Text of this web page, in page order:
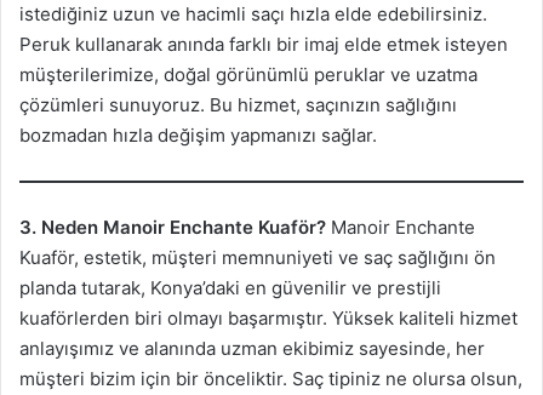
istediğiniz uzun ve hacimli saçı hızla elde edebilirsiniz.
Peruk kullanarak anında farklı bir imaj elde etmek isteyen
müşterilerimize, doğal görünümlü peruklar ve uzatma
çözümleri sunuyoruz. Bu hizmet, saçınızın sağlığını
bozmadan hızla değişim yapmanızı sağlar.
3. Neden Manoir Enchante Kuaför? Manoir Enchante
Kuaför, estetik, müşteri memnuniyeti ve saç sağlığını ön
planda tutarak, Konya’daki en güvenilir ve prestijli
kuaförlerden biri olmayı başarmıştır. Yüksek kaliteli hizmet
anlayışımız ve alanında uzman ekibimiz sayesinde, her
müşteri bizim için bir önceliktir. Saç tipiniz ne olursa olsun,